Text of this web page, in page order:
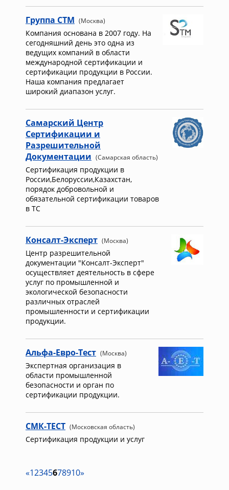
Группа СТМ (Москва)
Компания основана в 2007 году. На
сегодняшний день это одна из
ведущих компаний в области
международной сертификации и
сертификации продукции в России.
Наша компания предлагает
широкий диапазон услуг.
Самарский Центр
Сертификации и
Разрешительной
Документации (Самарская область)
Сертификация продукции в
России,Белоруссии,Казахстан,
порядок добровольной и
обязательной сертификации товаров
в ТС
Консалт-Эксперт (Москва)
Центр разрешительной
документации "Консалт-Эксперт"
осуществляет деятельность в сфере
услуг по промышленной и
экологической безопасности
различных отраслей
промышленности и сертификации
продукции.
Альфа-Евро-Тест (Москва)
Экспертная организация в
области промышленной
безопасности и орган по
сертификации продукции.
СМК-ТЕСТ (Московская область)
Сертификация продукции и услуг
«12345678910»